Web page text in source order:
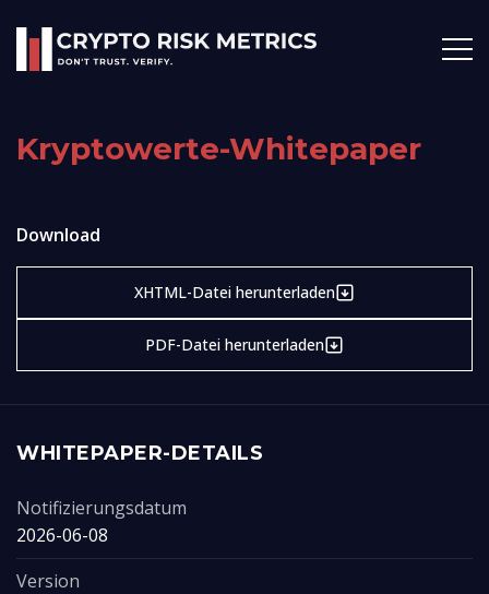
Kryptowerte-Whitepaper
Download
XHTML-Datei herunterladen
PDF-Datei herunterladen
WHITEPAPER-DETAILS
Notifizierungsdatum
2026-06-08
Version